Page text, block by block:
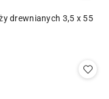
drewnianych 3,5 x 55